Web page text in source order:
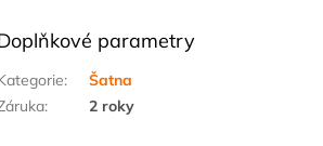
parametry
:
Šatna
: 2 roky